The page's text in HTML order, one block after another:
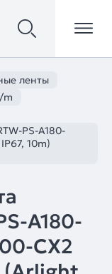
ленты
m
PS-A180-
10m)
A180-
CX2